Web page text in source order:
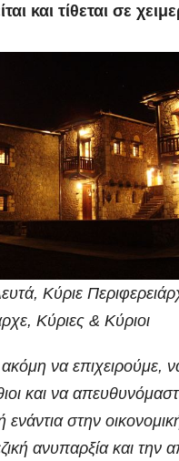
και τίθεται σε
Κύριε
Κύριες & Κύριοι
να επιχειρούμε,
και να
ενάντια στην
ανυπαρξία και την